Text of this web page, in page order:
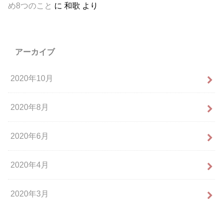
め8つのこと に和歌 より
アーカイブ
2020年10月
2020年8月
2020年6月
2020年4月
2020年3月